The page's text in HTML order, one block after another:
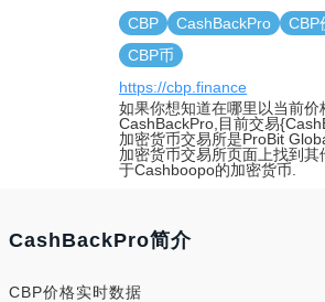
CBP CashBackPro CBP
CBP币
https://cbp.finance
如果你想知道在哪里以当前价
CashBackPro,目前交易
加密货币交易所是ProBit
加密货币交易所页面上找到其
于Cashboopo的加密货币.
CashBackPro简介
CBP价格实时数据